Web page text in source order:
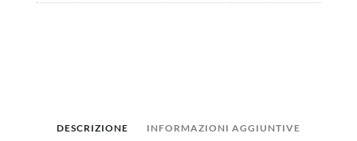
DESCRIZIONE INFORMAZIONI AGGIUNTIVE